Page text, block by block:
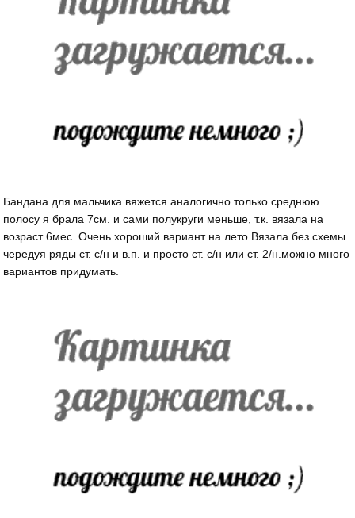
Бандана для мальчика вяжется аналогично только среднюю
полосу я брала 7см. и сами полукруги меньше, т.к. вязала на
возраст 6мес. Очень хороший вариант на лето.Вязала без схемы
чередуя ряды ст. с/н и в.п. и просто ст. с/н или ст. 2/н.можно много
вариантов придумать.